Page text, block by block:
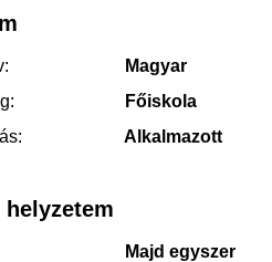
Magyar
Főiskola
Alkalmazott
helyzetem
Majd egyszer